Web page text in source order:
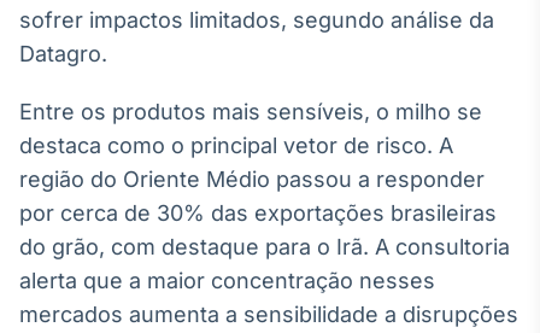
Broadcast
negociação de
ativos
Broadcast
Datafeed
APIs para
integração de
conteúdos e
dados
sofrer impactos limitados, segundo análise da
Datagro.
Entre os produtos mais sensíveis, o milho se
destaca como o principal vetor de risco. A
região do Oriente Médio passou a responder
por cerca de 30% das exportações brasileiras
do grão, com destaque para o Irã. A consultoria
alerta que a maior concentração nesses
mercados aumenta a sensibilidade a disrupções